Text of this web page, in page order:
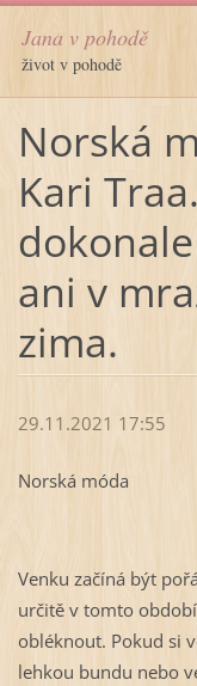
Jana v pohodě
život v pohodě
Norská
Kari
ani v
zima.
29.11.2021 17:55
Norská móda
Venku začíná být
určitě v tomto
obléknout. Pokud si
lehkou bundu nebo